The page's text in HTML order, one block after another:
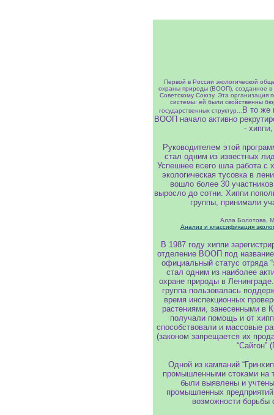
Первой в России экологической
охраны природы (ВООП), созданное
Советскому Союзу. Эта организация
системы: ей были свойственны
государственных структур...
В то же
ВООП начало активно
-
Руководителем этой
стал одним из известных
Успешнее всего шла работа с
экологическая тусовка в
вошло более 30
выросло до сотни. Хиппи
группы, принимали
Алла Болотова,
Анализ и классификация
В 1987 году хиппи
отделение ВООП под
официальный статус отряда
стал одним из наиболее
охране природы в
группа пользовалась
время инспекционных
растениями, занесенными в
получали помощь и от
способствовали и массовые
(законом запрещается их
“Сайгон”
Одной из кампаний
промышленными стоками на
были выявлены и
промышленных
возможности борьбы